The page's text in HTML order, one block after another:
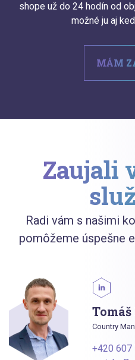
shope už do 24 hodín od
možné ju aj
MÁM
Zaujali
Radi vám s našimi
pomôžeme úspešne
Country
+420 607